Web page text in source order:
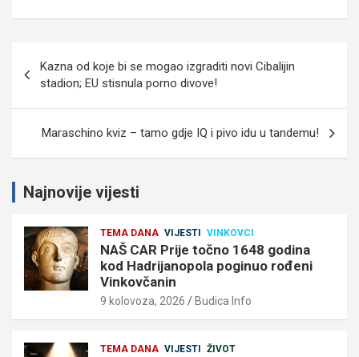
objava
Kazna od koje bi se mogao izgraditi novi Cibalijin
stadion; EU stisnula porno divove!
Maraschino kviz – tamo gdje IQ i pivo idu u tandemu!
Najnovije vijesti
TEMA DANA VIJESTI VINKOVCI
NAŠ CAR Prije točno 1648 godina
kod Hadrijanopola poginuo rođeni
Vinkovčanin
9 kolovoza, 2026 Budica Info
TEMA DANA VIJESTI ŽIVOT